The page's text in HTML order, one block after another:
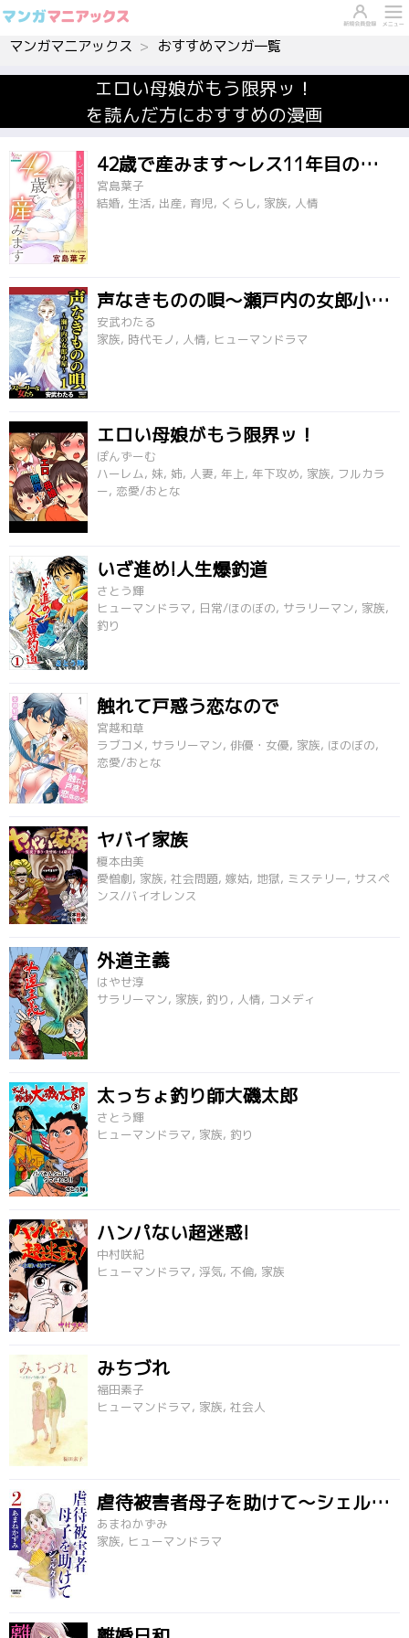
マンガマニアックス おすすめマンガ一覧
エロい母娘がもう限界ッ！
を読んだ方におすすめの漫画
42歳で産みます～レス11年目の妊娠～
宮島葉子
結婚, 生活, 出産, 育児, くらし, 家族, 人情
声なきものの唄～瀬戸内の女郎小屋～
安武わたる
家族, 時代モノ, 人情, ヒューマンドラマ
エロい母娘がもう限界ッ！
ぽんずーむ
ハーレム, 妹, 姉, 人妻, 年上, 年下攻め, 家族, フルカラ
ー, 恋愛/おとな
いざ進め!人生爆釣道
さとう輝
ヒューマンドラマ, 日常/ほのぼの, サラリーマン, 家族,
釣り
触れて戸惑う恋なので
宮越和草
ラブコメ, サラリーマン, 俳優・女優, 家族, ほのぼの,
恋愛/おとな
ヤバイ家族
榎本由美
愛憎劇, 家族, 社会問題, 嫁姑, 地獄, ミステリー, サスペ
ンス/バイオレンス
外道主義
はやせ淳
サラリーマン, 家族, 釣り, 人情, コメディ
太っちょ釣り師大磯太郎
さとう輝
ヒューマンドラマ, 家族, 釣り
ハンパない超迷惑!
中村咲紀
ヒューマンドラマ, 浮気, 不倫, 家族
みちづれ
福田素子
ヒューマンドラマ, 家族, 社会人
虐待被害者母子を助けて～シェルター～
あまねかずみ
家族, ヒューマンドラマ